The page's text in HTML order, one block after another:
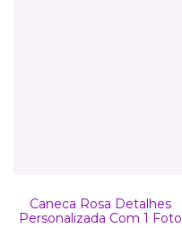
Caneca Rosa Detalhes
Personalizada Com 1 Foto